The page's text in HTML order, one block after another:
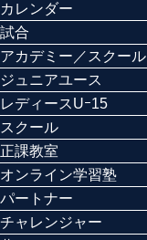
カレンダー
試合
アカデミー／スクール
ジュニアユース
レディースUｰ15
スクール
正課教室
オンライン学習塾
パートナー
チャレンジャー